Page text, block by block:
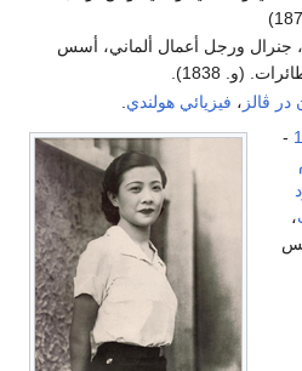
، جنرال ورجل أعمال ألماني، أسس
(و. 1838).
ڤالز ، فيزيائي هولندي
-
،